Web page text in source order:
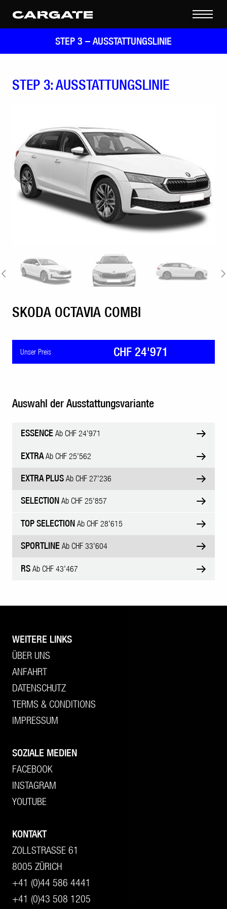
STEP 3 – AUSSTATTUNGSLINIE
STEP 3: AUSSTATTUNGSLINIE
SKODA OCTAVIA COMBI
Unser Preis CHF 24'971
Auswahl der Ausstattungsvariante
ESSENCE Ab CHF 24'971
EXTRAAb CHF 25'562
EXTRA PLUS Ab CHF 27'236
SELECTION Ab CHF 25'857
TOP SELECTION Ab CHF 28'615
SPORTLINE Ab CHF 33'604
RS Ab CHF 43'467
WEITERE LINKS
ÜBER UNS
ANFAHRT
DATENSCHUTZ
TERMS & CONDITIONS
IMPRESSUM
SOZIALE MEDIEN
FACEBOOK
INSTAGRAM
YOUTUBE
KONTAKT
ZOLLSTRASSE 61
8005 ZÜRICH
+41 (0)44 586 4441
+41 (0)43 508 1205